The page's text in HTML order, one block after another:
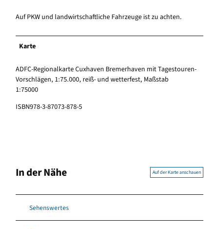
Auf PKW und landwirtschaftliche Fahrzeuge ist zu achten.
Karte
ADFC-Regionalkarte Cuxhaven Bremerhaven mit Tagestouren-
Vorschlägen, 1:75.000, reiß- und wetterfest, Maßstab
1:75000
ISBN978-3-87073-878-5
In der Nähe Auf der Karte anschauen
Sehenswertes